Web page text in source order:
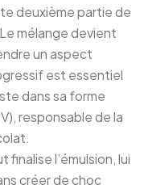
deuxième partie de
mélange devient
un aspect
est essentiel
dans sa forme
responsable de la
finalise l’émulsion, lui
créer de choc